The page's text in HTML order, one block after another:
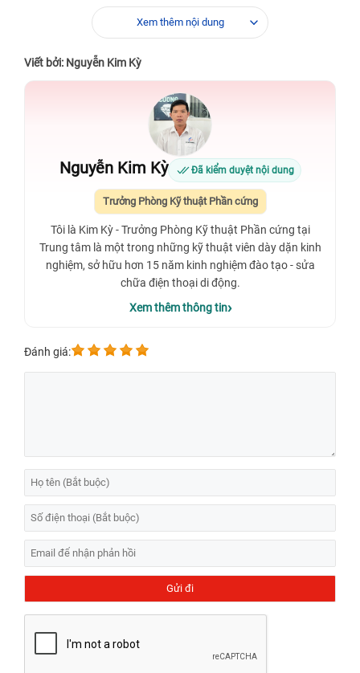
Xem thêm nội dung
Viết bởi: Nguyễn Kim Kỳ
Nguyễn Kim Kỳ Đã kiểm duyệt nội dung
Trưởng Phòng Kỹ thuật Phần cứng
Tôi là Kim Kỳ - Trưởng Phòng Kỹ thuật Phần cứng tại
Trung tâm là một trong những kỹ thuật viên dày dặn kinh
nghiệm, sở hữu hơn 15 năm kinh nghiệm đào tạo - sửa
chữa điện thoại di động.
Xem thêm thông tin
Đánh giá: